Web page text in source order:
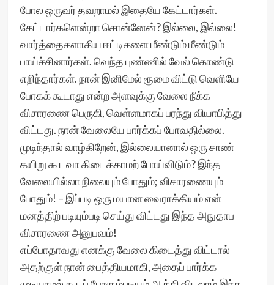
போல ஒருவர் தவறாமல் இதையே கேட்டார்கள்.
கேட்டார்களென்றா சொன்னேன்? இல்லை, இல்லை!
வார்த்தைகளாகிய ஈட்டிகளை மீண்டும் மீண்டும்
பாய்ச்சினார்கள். வெந்த புண்ணில் வேல் கொண்டு
எறிந்தார்கள். நான் இனிமேல் ரூமை விட்டு வெளியே
போகக் கூடாது என்ற அளவுக்கு வேலை நீக்க
விசாரணை பெருகி, வெள்ளமாகப் பரந்து வியாபித்து
விட்டது. நான் வேலையே பார்க்கப் போவதில்லை.
முடிந்தால் வாழ்கிறேன், இல்லையானால் ஒரு சாண்
கயிறு கூடவா கிடைக்காமற் போய்விடும்? இந்த
வேலையில்லா நிலையும் போதும்; விசாரணையும்
போதும்! – இப்படி ஒரு மயான வைராக்கியம் என்
மனத்திற் படியும்படி செய்து விட்டது இந்த அநுதாப
விசாரணை அனுபவம்!
எப்போதாவது எனக்கு வேலை கிடைத்து விட்டால்
அதற்குள் நான் பைத்தியமாகி, அதைப் பார்க்க